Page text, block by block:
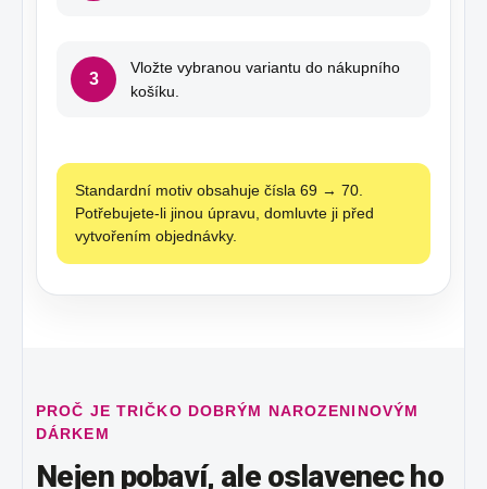
3
Vložte vybranou variantu do nákupního
košíku.
Standardní motiv obsahuje čísla 69 → 70.
Potřebujete-li jinou úpravu, domluvte ji před
vytvořením objednávky.
PROČ JE TRIČKO DOBRÝM NAROZENINOVÝM
DÁRKEM
Nejen pobaví, ale oslavenec ho